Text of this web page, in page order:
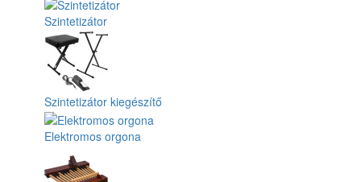
Szintetizátor
Szintetizátor kiegészítő
Elektromos orgona